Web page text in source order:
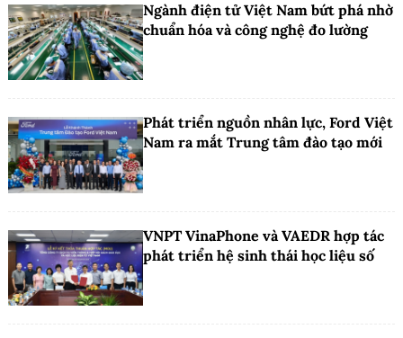
Ngành điện tử Việt Nam bứt phá nhờ
chuẩn hóa và công nghệ đo lường
Phát triển nguồn nhân lực, Ford Việt
Nam ra mắt Trung tâm đào tạo mới
VNPT VinaPhone và VAEDR hợp tác
phát triển hệ sinh thái học liệu số